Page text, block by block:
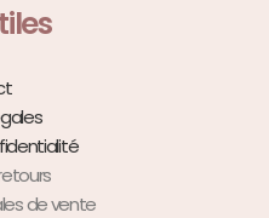
de vente